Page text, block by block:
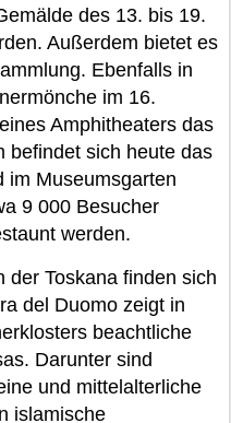
des 13. bis 19.
Außerdem bietet es
Ebenfalls in
im 16.
Amphitheaters das
befindet sich heute das
im Museumsgarten
9 000 Besucher
werden.
der Toskana finden sich
del Duomo zeigt in
beachtliche
Darunter sind
und mittelalterliche
islamische